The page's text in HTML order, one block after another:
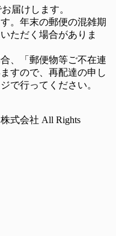
届けします。
。年末の郵便の混雑期
ただく場合がありま
、「郵便物等ご不在連
すので、再配達の申し
で行ってください。
式会社 All Rights